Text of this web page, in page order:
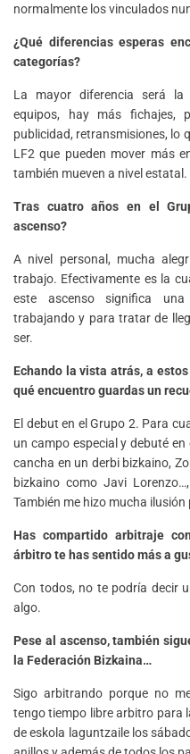
normalmente los vinculados
¿Qué diferencias esperas
categorías?
La mayor diferencia será
equipos, hay más fichajes,
publicidad, retransmisiones, lo
LF2 que pueden mover más
también mueven a nivel estatal.
Tras cuatro años en el
ascenso?
A nivel personal, mucha
trabajo. Efectivamente es la
este ascenso significa
trabajando y para tratar de
ser.
Echando la vista atrás, a
qué encuentro guardas un
El debut en el Grupo 2. Para
un campo especial y debuté
cancha en un derbi bizkaino,
bizkaino como Javi
También me hizo mucha
Has compartido arbitraje
árbitro te has sentido más a
Con todos, no te podría decir
algo.
Pese al ascenso, también
la Federación Bizkaina…
Sigo arbitrando porque no
tengo tiempo libre arbitro para
de eskola laguntzaile los